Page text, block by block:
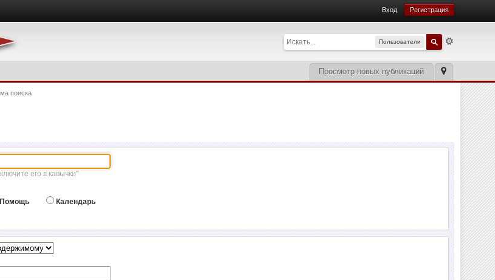
Вход Регистрация
Пользователи
Просмотр новых публикаций
поиска
его в кавычки"
Помощь Календарь